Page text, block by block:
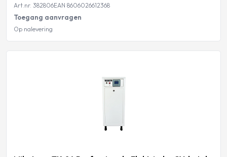
Art.nr. 382806EAN 8606026612368
Toegang aanvragen
Op nalevering